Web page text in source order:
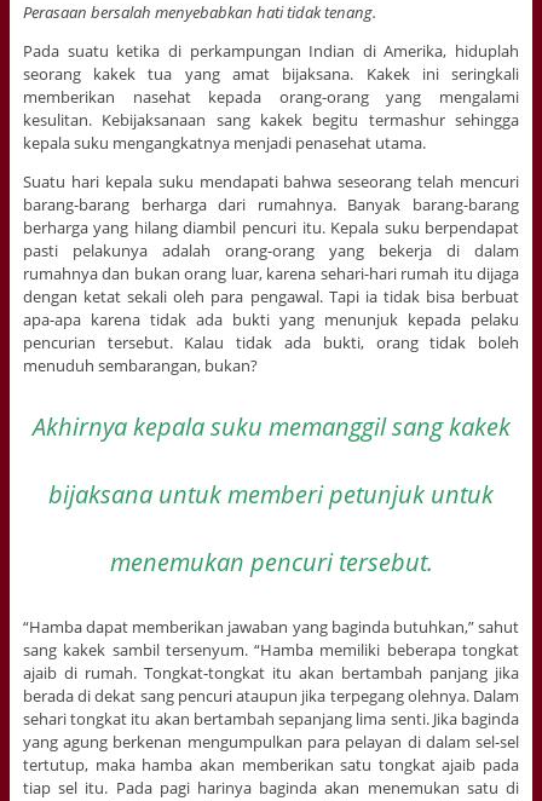
Perasaan bersalah menyebabkan hati tidak tenang.
Pada suatu ketika di perkampungan Indian di Amerika, hiduplah
seorang kakek tua yang amat bijaksana. Kakek ini seringkali
memberikan nasehat kepada orang-orang yang mengalami
kesulitan. Kebijaksanaan sang kakek begitu termashur sehingga
kepala suku mengangkatnya menjadi penasehat utama.
Suatu hari kepala suku mendapati bahwa seseorang telah mencuri
barang-barang berharga dari rumahnya. Banyak barang-barang
berharga yang hilang diambil pencuri itu. Kepala suku berpendapat
pasti pelakunya adalah orang-orang yang bekerja di dalam
rumahnya dan bukan orang luar, karena sehari-hari rumah itu dijaga
dengan ketat sekali oleh para pengawal. Tapi ia tidak bisa berbuat
apa-apa karena tidak ada bukti yang menunjuk kepada pelaku
pencurian tersebut. Kalau tidak ada bukti, orang tidak boleh
menuduh sembarangan, bukan?
Akhirnya kepala suku memanggil sang kakek
bijaksana untuk memberi petunjuk untuk
menemukan pencuri tersebut.
“Hamba dapat memberikan jawaban yang baginda butuhkan,” sahut
sang kakek sambil tersenyum. “Hamba memiliki beberapa tongkat
ajaib di rumah. Tongkat-tongkat itu akan bertambah panjang jika
berada di dekat sang pencuri ataupun jika terpegang olehnya. Dalam
sehari tongkat itu akan bertambah sepanjang lima senti. Jika baginda
yang agung berkenan mengumpulkan para pelayan di dalam sel-sel
tertutup, maka hamba akan memberikan satu tongkat ajaib pada
tiap sel itu. Pada pagi harinya baginda akan menemukan satu di